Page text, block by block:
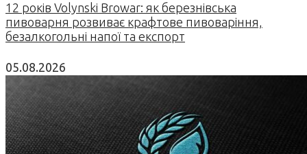
12 років Volynski Browar: як березнівська
пивоварня розвиває крафтове пивоваріння,
безалкогольні напої та експорт
05.08.2026